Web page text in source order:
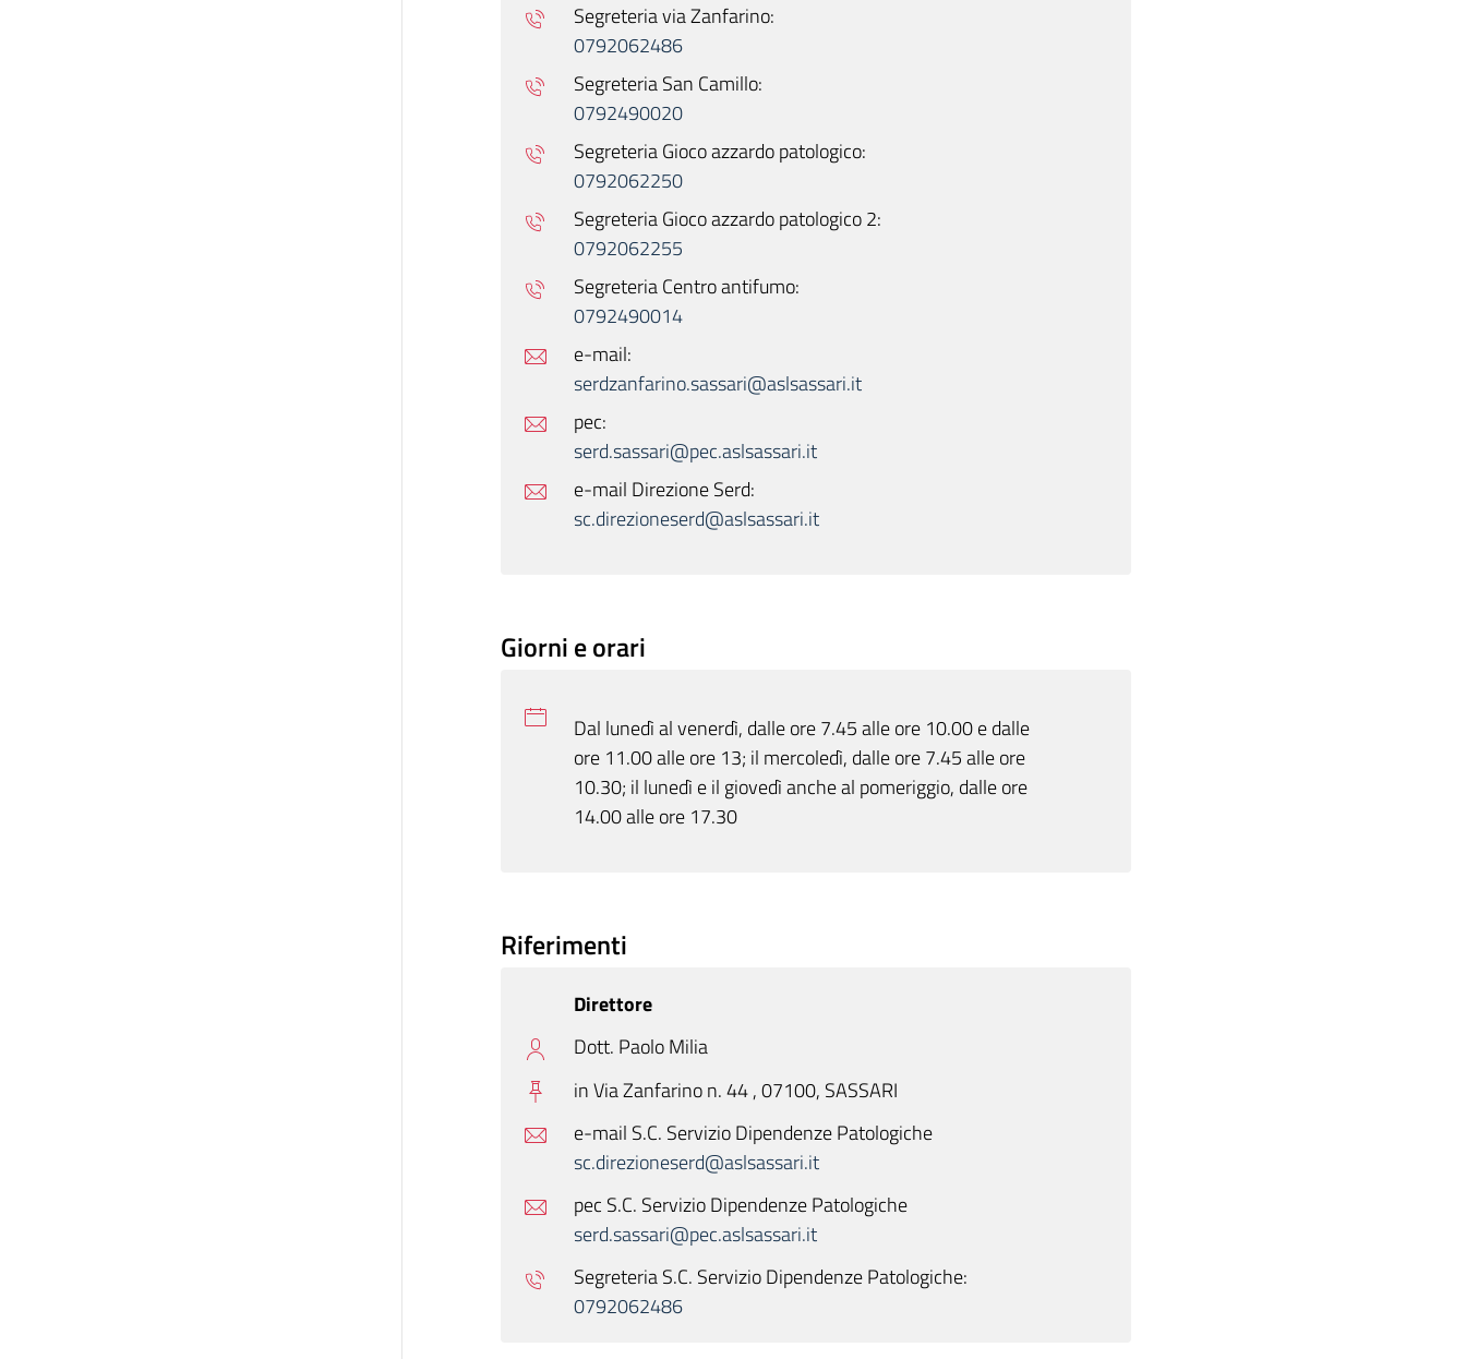
Segreteria via Zanfarino:
0792062486
Segreteria San Camillo:
0792490020
Segreteria Gioco azzardo patologico:
0792062250
Segreteria Gioco azzardo patologico 2:
0792062255
Segreteria Centro antifumo:
0792490014
e-mail:
serdzanfarino.sassari@aslsassari.it
pec:
serd.sassari@pec.aslsassari.it
e-mail Direzione Serd:
sc.direzioneserd@aslsassari.it
Giorni e orari
Dal lunedì al venerdì, dalle ore 7.45 alle ore 10.00 e dalle
ore 11.00 alle ore 13; il mercoledì, dalle ore 7.45 alle ore
10.30; il lunedì e il giovedì anche al pomeriggio, dalle ore
14.00 alle ore 17.30
Riferimenti
Direttore
Dott. Paolo Milia
in Via Zanfarino n. 44 , 07100, SASSARI
e-mail S.C. Servizio Dipendenze Patologiche
sc.direzioneserd@aslsassari.it
pec S.C. Servizio Dipendenze Patologiche
serd.sassari@pec.aslsassari.it
Segreteria S.C. Servizio Dipendenze Patologiche:
0792062486